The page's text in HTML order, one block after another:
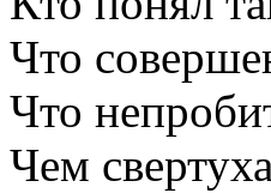
Что
Что
Чем